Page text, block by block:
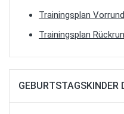
Trainingsplan
Trainingsplan
GEBURTSTAGSKINDER